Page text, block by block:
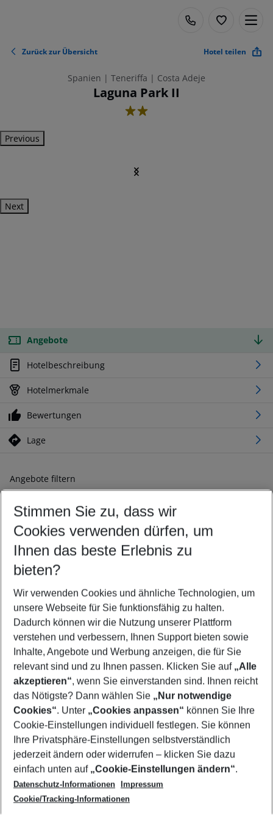
Zurück zur Übersicht Hotel teilen
Spanien | Teneriffa | Costa Adeje
Laguna Park II
2
Previous
Next
Angebote
Hotelbeschreibung
Hotelmerkmale
Bewertungen
Lage
Angebote filtern
Ändern Sie Ihre Kriterien nach Ihren Wünschen
Abflughafen wählen
Beliebiger Abflughafen
Reisezeitraum wählen
11.08.26– 09.08.27 5-8 Nächte
2 Erwachsene Keine Kinder
Mehr Filter anzeigen
Footer
Footer navigation
Über uns
AGB
Cookie-Einstellungen ändern
Cookie-Richtlinie
Datenschutz
Service & Hilfe
Barrierefreies Reisen
Check-in
Folgen Sie uns
Stimmen Sie zu, dass wir
Cookies verwenden dürfen, um
Ihnen das beste Erlebnis zu
bieten?
Wir verwenden Cookies und ähnliche Technologien, um
unsere Webseite für Sie funktionsfähig zu halten.
Dadurch können wir die Nutzung unserer Plattform
verstehen und verbessern, Ihnen Support bieten sowie
Inhalte, Angebote und Werbung anzeigen, die für Sie
relevant sind und zu Ihnen passen. Klicken Sie auf „Alle
akzeptieren“, wenn Sie einverstanden sind. Ihnen reicht
das Nötigste? Dann wählen Sie „Nur notwendige
Cookies“. Unter „Cookies anpassen“ können Sie Ihre
Cookie-Einstellungen individuell festlegen. Sie können
Ihre Privatsphäre-Einstellungen selbstverständlich
jederzeit ändern oder widerrufen – klicken Sie dazu
einfach unten auf „Cookie-Einstellungen ändern“.
Datenschutz-Informationen
Impressum
Cookie/Tracking-Informationen